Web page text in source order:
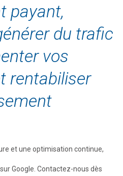
payant,
du trafic
vos
rentabiliser
et une optimisation continue,
Google. Contactez-nous dès